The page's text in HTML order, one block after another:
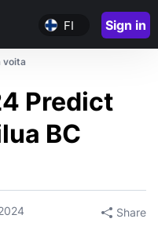
FI Sign in
voita
Predict
BC
Share